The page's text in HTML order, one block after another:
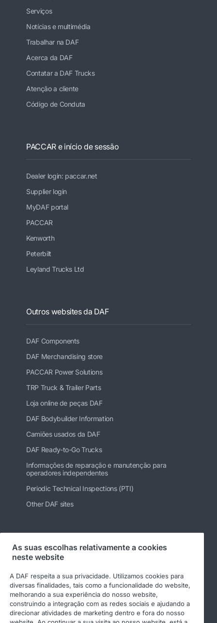
Serviços
Notícias e multimédia
Trabalhar na DAF
Acerca da DAF
Contatar a DAF Trucks
Atenção a cliente
Código de Conduta
PACCAR e início de sessão
Dealer login: paccar.net
Supplier login
MyDAF portal
PACCAR
Kenworth
Peterbilt
Leyland Trucks Ltd
Outros websites da DAF
DAF Components
DAF Merchandising store
PACCAR Power Solutions
TRP Truck & Trailer Parts
Loja online de peças DAF
DAF Bodybuilder Information
Camiões usados da DAF
DAF Ready-to-Go Trucks
Informações de reparação e manutenção para
operadores independentes
Periodic Technical Inspections (PTI)
Other DAF sites
Siga-nos
As suas escolhas relativamente a cookies
neste website
A DAF respeita a sua privacidade. Utilizamos cookies para
diversas finalidades, tais como a funcionalidade do website,
melhorando a sua experiência do nosso website,
construindo a integração com as redes sociais e ajudando a
direcionar atividades de marketing dentro e fora do nosso